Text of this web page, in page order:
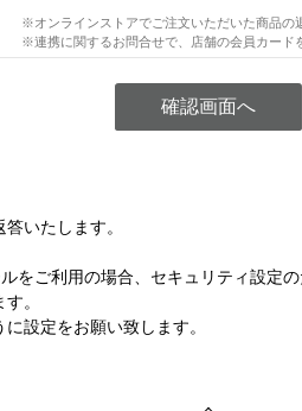
※オンラインストアでご注文いただいた商品の
※連携に関するお問合せで、店舗の会員カード
いたします。
をご利用の場合、セキュリティ設定
。
設定をお願い致します。